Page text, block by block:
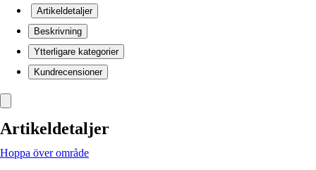
Artikeldetaljer
Beskrivning
Ytterligare kategorier
Kundrecensioner
Artikeldetaljer
Hoppa över område